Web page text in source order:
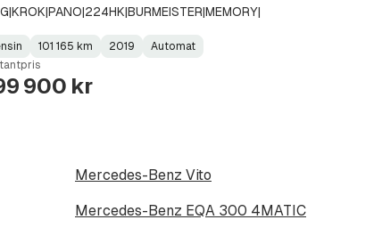
:
:
101 165 km
:
2019
:
Automat
900 kr
Mercedes-Benz Vito
Mercedes-Benz EQA 300 4MATIC